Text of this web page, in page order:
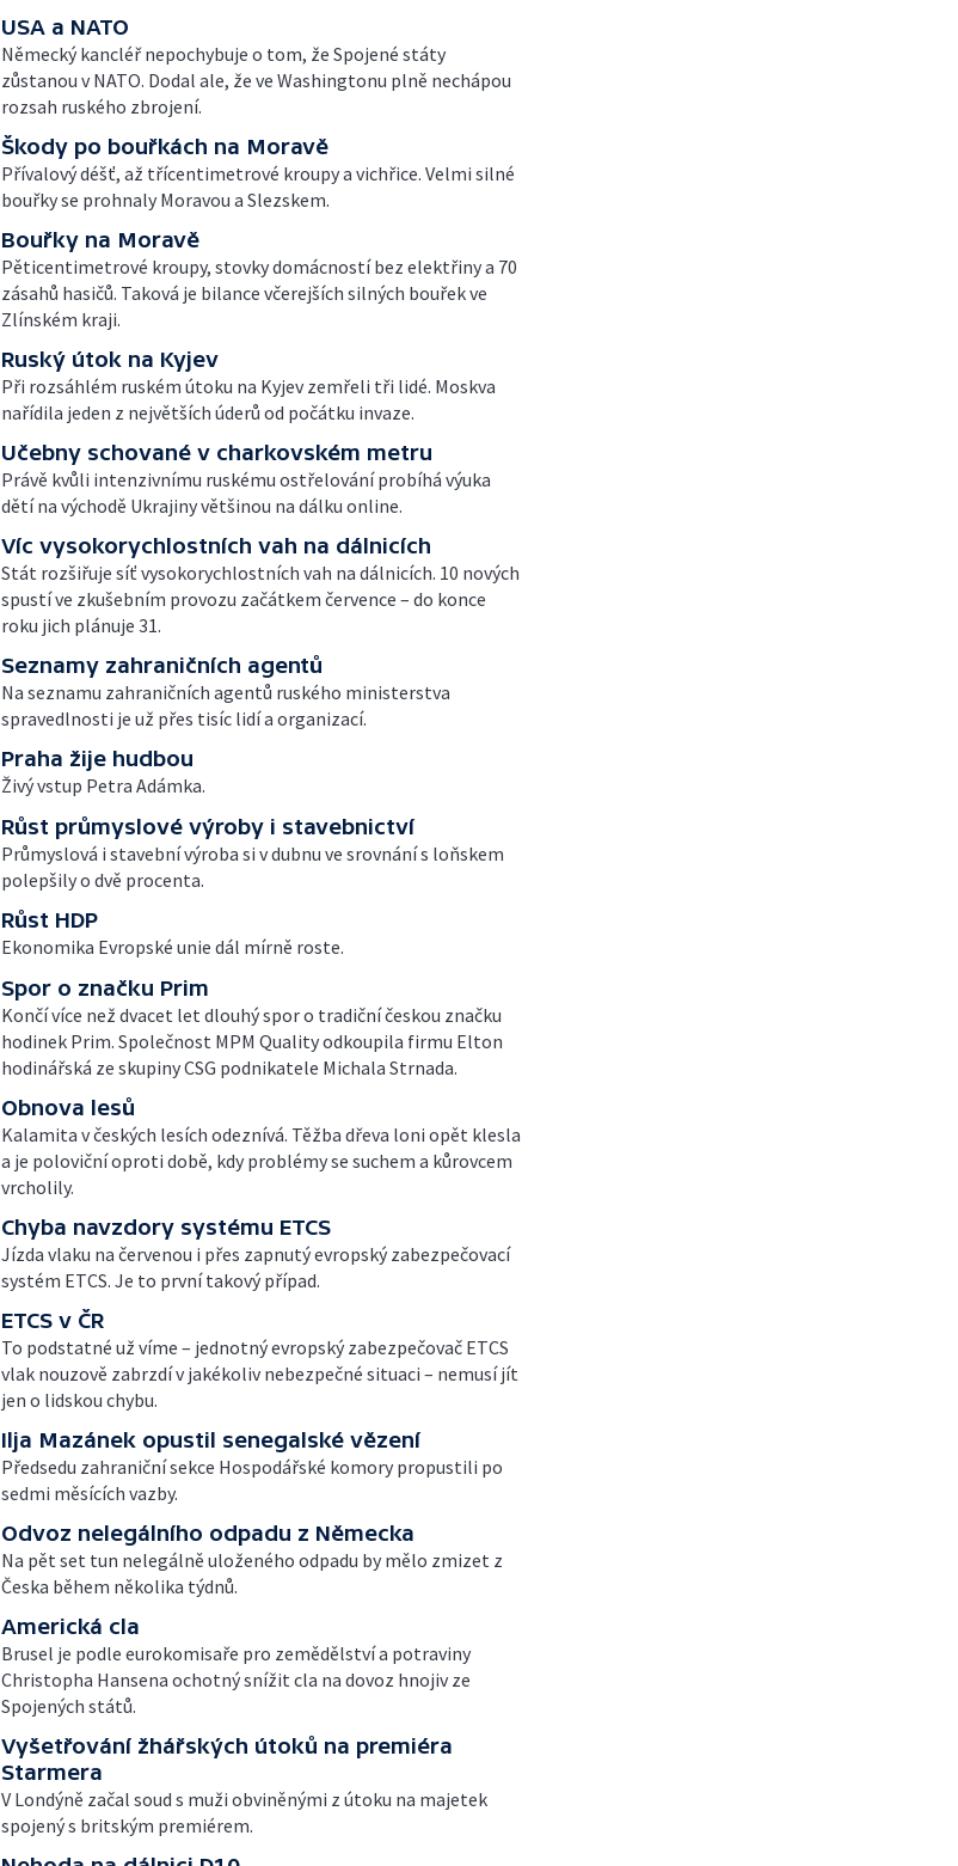
USA a NATO
Německý kancléř nepochybuje o tom, že Spojené státy
zůstanou v NATO. Dodal ale, že ve Washingtonu plně nechápou
rozsah ruského zbrojení.
Škody po bouřkách na Moravě
Přívalový déšť, až třícentimetrové kroupy a vichřice. Velmi silné
bouřky se prohnaly Moravou a Slezskem.
Bouřky na Moravě
Pěticentimetrové kroupy, stovky domácností bez elektřiny a 70
zásahů hasičů. Taková je bilance včerejších silných bouřek ve
Zlínském kraji.
Ruský útok na Kyjev
Při rozsáhlém ruském útoku na Kyjev zemřeli tři lidé. Moskva
nařídila jeden z největších úderů od počátku invaze.
Učebny schované v charkovském metru
Právě kvůli intenzivnímu ruskému ostřelování probíhá výuka
dětí na východě Ukrajiny většinou na dálku online.
Víc vysokorychlostních vah na dálnicích
Stát rozšiřuje síť vysokorychlostních vah na dálnicích. 10 nových
spustí ve zkušebním provozu začátkem července – do konce
roku jich plánuje 31.
Seznamy zahraničních agentů
Na seznamu zahraničních agentů ruského ministerstva
spravedlnosti je už přes tisíc lidí a organizací.
Praha žije hudbou
Živý vstup Petra Adámka.
Růst průmyslové výroby i stavebnictví
Průmyslová i stavební výroba si v dubnu ve srovnání s loňskem
polepšily o dvě procenta.
Růst HDP
Ekonomika Evropské unie dál mírně roste.
Spor o značku Prim
Končí více než dvacet let dlouhý spor o tradiční českou značku
hodinek Prim. Společnost MPM Quality odkoupila firmu Elton
hodinářská ze skupiny CSG podnikatele Michala Strnada.
Obnova lesů
Kalamita v českých lesích odeznívá. Těžba dřeva loni opět klesla
a je poloviční oproti době, kdy problémy se suchem a kůrovcem
vrcholily.
Chyba navzdory systému ETCS
Jízda vlaku na červenou i přes zapnutý evropský zabezpečovací
systém ETCS. Je to první takový případ.
ETCS v ČR
To podstatné už víme – jednotný evropský zabezpečovač ETCS
vlak nouzově zabrzdí v jakékoliv nebezpečné situaci – nemusí jít
jen o lidskou chybu.
Ilja Mazánek opustil senegalské vězení
Předsedu zahraniční sekce Hospodářské komory propustili po
sedmi měsících vazby.
Odvoz nelegálního odpadu z Německa
Na pět set tun nelegálně uloženého odpadu by mělo zmizet z
Česka během několika týdnů.
Americká cla
Brusel je podle eurokomisaře pro zemědělství a potraviny
Christopha Hansena ochotný snížit cla na dovoz hnojiv ze
Spojených států.
Vyšetřování žhářských útoků na premiéra
Starmera
V Londýně začal soud s muži obviněnými z útoku na majetek
spojený s britským premiérem.